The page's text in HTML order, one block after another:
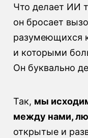
Что делает ИИ
он бросает
разумеющихся
и которыми
Он буквально
Так, мы
между нами,
открытые и